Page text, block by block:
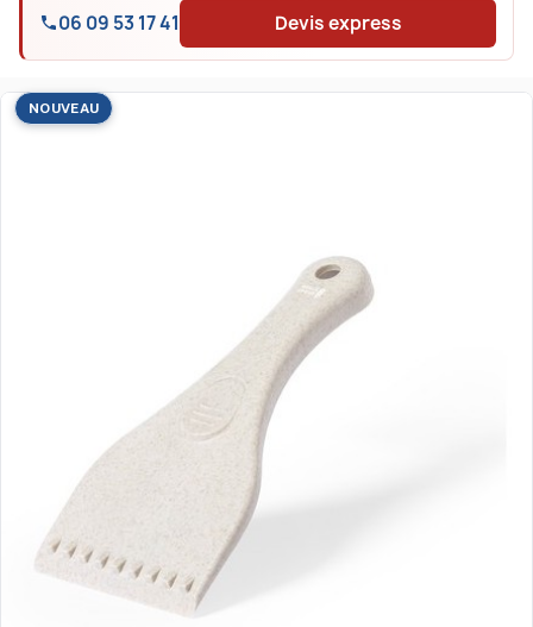
06 09 53 17 41 Devis express
NOUVEAU